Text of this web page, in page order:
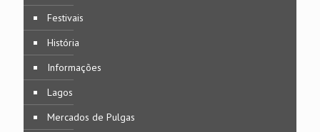
Festivais
História
Informações
Lagos
Mercados de Pulgas